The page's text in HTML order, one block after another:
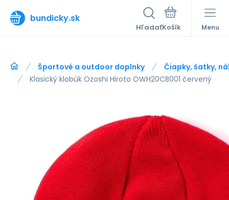
bundicky.sk
Hľadať Menu
Športové a outdoor doplnky
Čiapky, šatky,
Klasický klobúk Ozoshi Hiroto OWH20CB001 červený